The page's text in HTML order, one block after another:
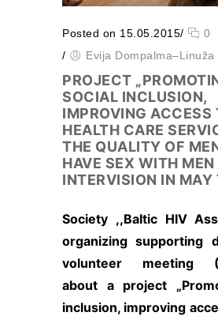
Posted on 15.05.2015/
0
/
Evija Dompalma–Linuža
PROJECT
SOCIAL INCLUSION,
IMPROVING ACCESS
HEALTH CARE
THE QUALITY OF
HAVE SEX WITH
INTERVISION IN MAY
Society ,,Baltic HIV
organizing supporting
volunteer meeting
about a project
inclusion, improving
lapa visvairāk
piesaista
uzmanību un
vai tiek rādīti
ziņojumi. Šie
neuzglabā
Tos izmanto,
lai mūsu
tīmekļa vietni
padarītu
draudzīgu un
pielāgotu to